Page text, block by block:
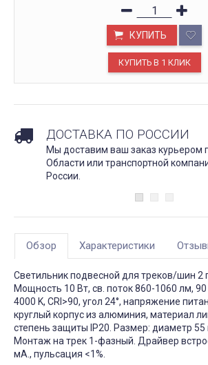
КУПИТЬ
ДОСТАВКА ПО РОССИИ
Мы доставим ваш заказ курьером
Области или транспортной
России.
Обзор Характеристики
Светильник подвесной для треков/шин 2
Мощность 10 Вт, св. поток 860-1060 лм,
4000 K, CRI>90, угол 24°, напряжение
круглый корпус из алюминия, материал
степень защиты IP20. Размер: диаметр
Монтаж на трек 1-фазный. Драйвер
мА., пульсация <1%.